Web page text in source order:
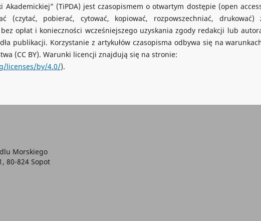
Akademickiej” (TiPDA) jest czasopismem o otwartym dostępie (open
(czytać, pobierać, cytować, kopiować, rozpowszechniać, drukować)
opłat i konieczności wcześniejszego uzyskania zgody redakcji lub
publikacji. Korzystanie z artykułów czasopisma odbywa się na
(CC BY). Warunki licencji znajdują się na stronie:
licenses/by/4.0/).
Morskiego
80-824 Sopot